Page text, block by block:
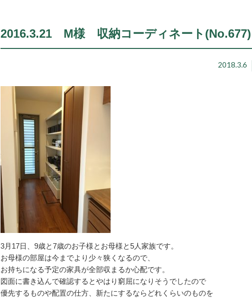
2016.3.21 M様 収納コーディネート(No.677)
2018.3.6
3月17日、9歳と7歳のお子様とお母様と5人家族です。
お母様の部屋は今までより少々狭くなるので、
お持ちになる予定の家具が全部収まるか心配です。
図面に書き込んで確認するとやはり窮屈になりそうでしたので
優先するものや配置の仕方、新たにするならどれくらいのものを